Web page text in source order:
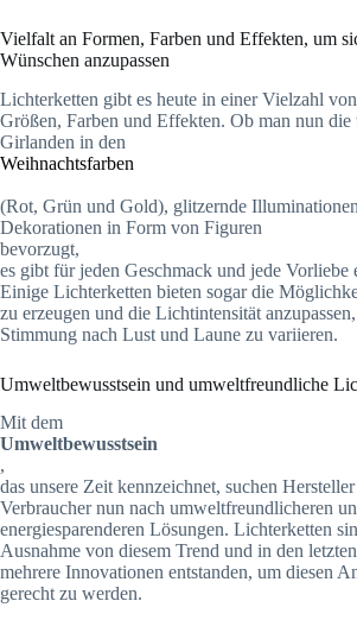
Vielfalt an Formen, Farben und Effekten, um
Wünschen anzupassen
Lichterketten gibt es heute in einer Vielzahl
Größen, Farben und Effekten. Ob man nun die
Girlanden in den
Weihnachtsfarben
(Rot, Grün und Gold), glitzernde
Dekorationen in Form von Figuren
bevorzugt,
es gibt für jeden Geschmack und jede Vorliebe
Einige Lichterketten bieten sogar die
zu erzeugen und die Lichtintensität
Stimmung nach Lust und Laune zu variieren.
Umweltbewusstsein und umweltfreundliche
Mit dem
Umweltbewusstsein
,
das unsere Zeit kennzeichnet, suchen
Verbraucher nun nach umweltfreundlicheren
energiesparenderen Lösungen. Lichterketten
Ausnahme von diesem Trend und in den
mehrere Innovationen entstanden, um diesen
gerecht zu werden.